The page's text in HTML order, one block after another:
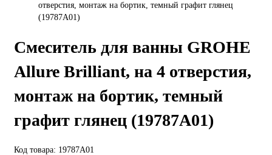
отверстия, монтаж на бортик, темный графит глянец
(19787A01)
Смеситель для ванны GROHE
Allure Brilliant, на 4 отверстия,
монтаж на бортик, темный
графит глянец (19787A01)
Код товара: 19787A01